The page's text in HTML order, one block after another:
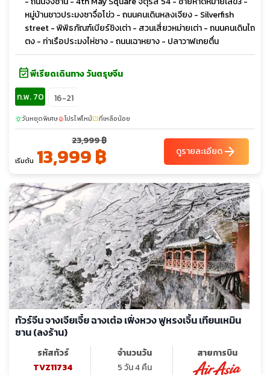
หมู่บ้านชาวประมงซาจื่อโข่ว - ถนนคนเดินหลงเจียง - Silverfish
street - พิพิธภัณฑ์เบียร์ชิงเต่า - สวนเสี่ยวหม่ายเต่า - ถนนคนเดินไถ
ตง - ท่าเรือประมงไห่ชาง - ถนนเฉาหยาง - ปลาวาฬเกยตื่น
event_availableพีเรียดเดินทาง วันตรุษจีน
ก.พ. 70
16-21
sunnyวันหยุดพิเศษlocal_fire_departmentโปรไฟไหม้confirmation_numberที่เหลือน้อย
เริ่มต้น
23,999 ฿
13,999 ฿ ดูรายละเอียดarrow_forward
ทัวร์จีน จางเจียเจี้ย ฉางเต๋อ เฟิ่งหวง ฟูหรงเจิ้น เทียนเหมิน
ซาน (ลงร้าน)
รหัสทัวร์
TVZ11734
จำนวนวัน
5 วัน 4 คืน
สายการบิน